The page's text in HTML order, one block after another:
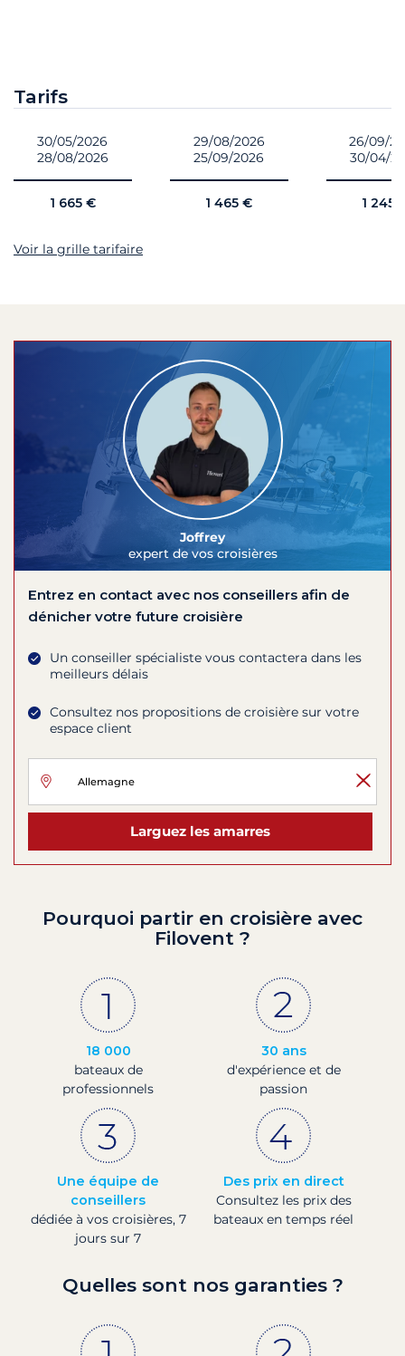
Tarifs
30/05/2026
28/08/2026
1 665 €
29/08/2026
25/09/2026
1 465 €
26/09/
30/04/
1 245
Voir la grille tarifaire
Joffrey
expert de vos croisières
Entrez en contact avec nos conseillers afin de
dénicher votre future croisière
Un conseiller spécialiste vous contactera dans les
meilleurs délais
Consultez nos propositions de croisière sur votre
espace client
Larguez les amarres
Pourquoi partir en croisière avec
Filovent ?
18 000
bateaux de
professionnels
30 ans
d'expérience et de
passion
Une équipe de
conseillers
dédiée à vos croisières, 7
jours sur 7
Des prix en direct
Consultez les prix des
bateaux en temps réel
Quelles sont nos garanties ?